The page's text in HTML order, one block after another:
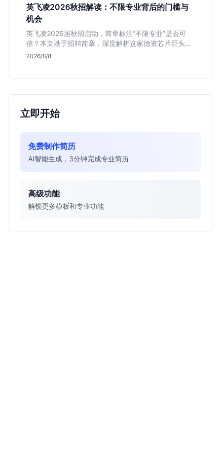
英飞凌2026秋招解读：不限专业背后的门槛与
机会
英飞凌2026届秋招启动，简章标注“不限专业”是否可
信？本文基于招聘简章，深度解析这家德资芯片巨头的
行业地位、校招真实门槛及投递策略，助你判断是否值
2026/8/8
立即开始
免费制作简历
AI智能生成，3分钟完成专业简历
高级功能
解锁更多模板和专业功能